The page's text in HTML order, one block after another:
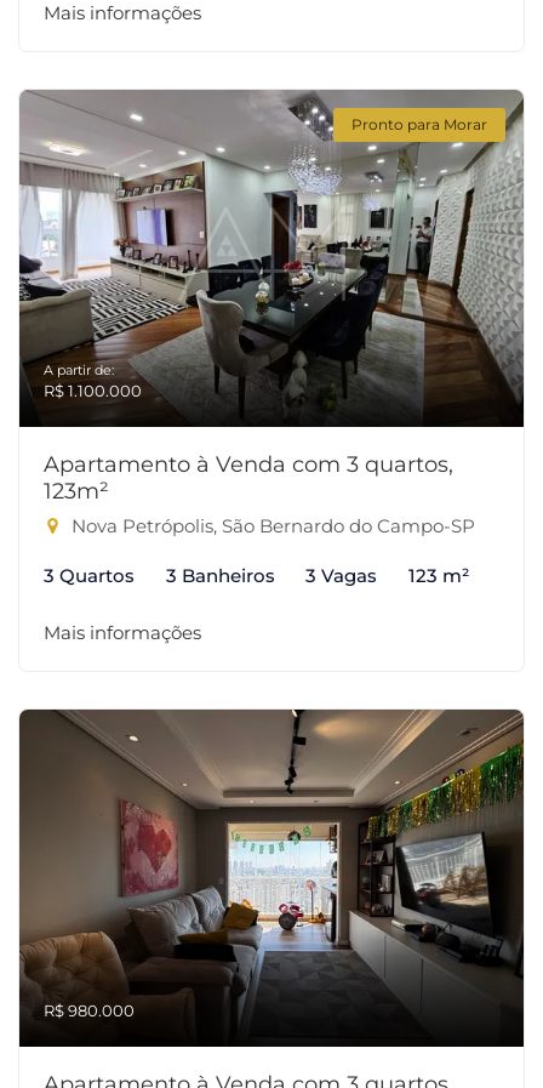
Mais informações
Pronto para Morar
A partir de:
R$ 1.100.000
Apartamento à Venda com 3 quartos,
123m²
Nova Petrópolis, São Bernardo do Campo-SP
3 Quartos 3 Banheiros 3 Vagas 123 m²
Mais informações
R$ 980.000